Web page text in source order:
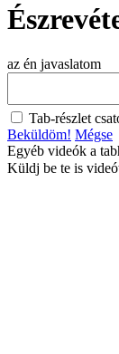
az én javaslatom
Tab-részlet
Beküldöm! Mégse
Egyéb videók a
Küldj be te is